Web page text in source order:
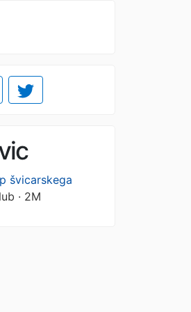
švicarskega
· 2M